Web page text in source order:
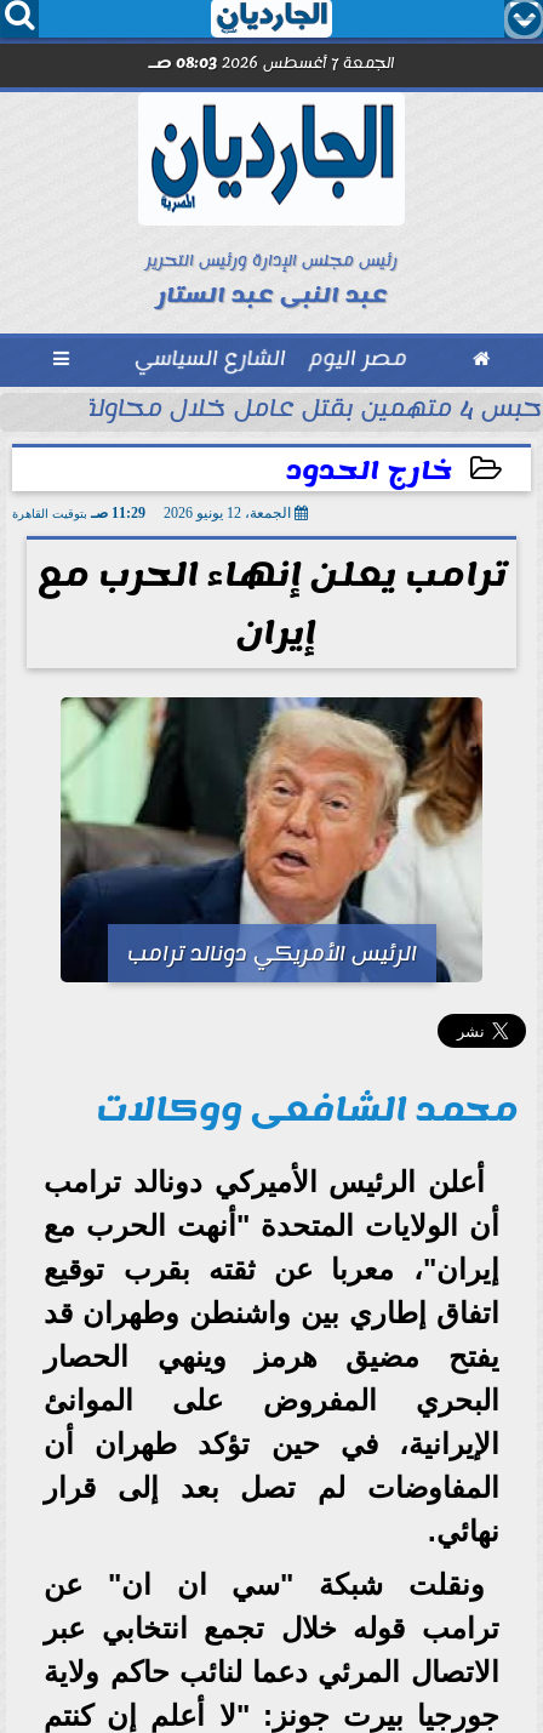
  
الجمعة 7 أغسطس 2026 08:03 صـ
رئيس مجلس الإدارة ورئيس التحرير
عبد النبى عبد الستار
 مصر اليوم الشارع السياسي 
..” محمد...حبس 4 متهمين بقتل عامل خلال محاولة سرقة دراجة نارية في المنوفية
خارج الحدود
الجمعة، 12 يونيو 2026 11:29 صـ بتوقيت القاهرة
ترامب يعلن إنهاء الحرب مع
إيران ‎
الرئيس الأمريكي دونالد ترامب
محمد الشافعى ووكالات
أعلن الرئيس الأميركي دونالد ترامب
أن الولايات المتحدة "أنهت الحرب مع
إيران"، معربا عن ثقته بقرب توقيع
اتفاق إطاري بين واشنطن وطهران قد
يفتح مضيق هرمز وينهي الحصار
البحري المفروض على الموانئ
الإيرانية، في حين تؤكد طهران أن
المفاوضات لم تصل بعد إلى قرار
نهائي.
‎‎ونقلت شبكة "سي ان ان" عن
ترامب قوله خلال تجمع انتخابي عبر
الاتصال المرئي دعما لنائب حاكم ولاية
جورجيا بيرت جونز: "لا أعلم إن كنتم